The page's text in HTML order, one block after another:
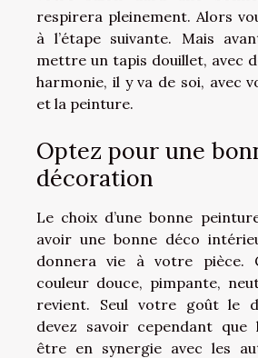
respirera pleinement. Alors
à l’étape suivante. Mais
mettre un tapis douillet, avec
harmonie, il y va de soi, avec
et la peinture.
Optez pour une
décoration
Le choix d’une bonne
avoir une bonne déco
donnera vie à votre pièce.
couleur douce, pimpante,
revient. Seul votre goût le
devez savoir cependant
être en synergie avec les